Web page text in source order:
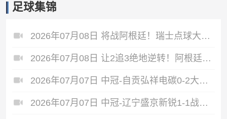
足球集锦
2026年07月08日 将战阿根廷！瑞士点球大战4-3淘汰哥伦比亚 D·桑切斯、库乔失点
2026年07月08日 让2追3绝地逆转！阿根廷3-2绝杀埃及进8强 梅西传射+失点恩佐绝杀
2026年07月07日 中冠-自贡弘祥电碳0-2大连聚惺晟恒 马灿杰破门
2026年07月07日 中冠-辽宁盛京新锐1-1战平上海泽天 双方握手言和